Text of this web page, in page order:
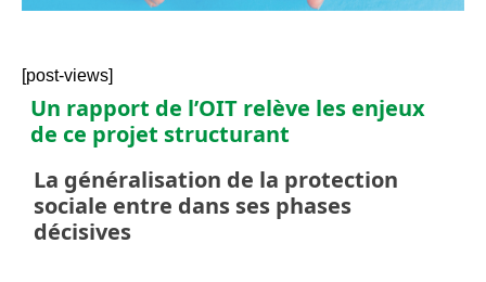
[post-views]
Un rapport de l’OIT relève les enjeux
de ce projet structurant
La généralisation de la protection
sociale entre dans ses phases
décisives